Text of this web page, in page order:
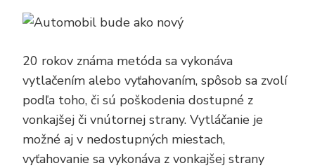
20 rokov známa metóda sa vykonáva
vytlačením alebo vyťahovaním, spôsob sa zvolí
podľa toho, či sú poškodenia dostupné z
vonkajšej či vnútornej strany. Vytláčanie je
možné aj v nedostupných miestach,
vyťahovanie sa vykonáva z vonkajšej strany